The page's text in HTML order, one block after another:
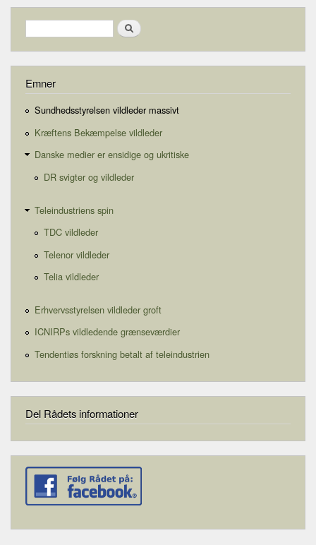
Search form
Search
Emner
Sundhedsstyrelsen vildleder massivt
Kræftens Bekæmpelse vildleder
Danske medier er ensidige og ukritiske
DR svigter og vildleder
Teleindustriens spin
TDC vildleder
Telenor vildleder
Telia vildleder
Erhvervsstyrelsen vildleder groft
ICNIRPs vildledende grænseværdier
Tendentiøs forskning betalt af teleindustrien
Del Rådets informationer